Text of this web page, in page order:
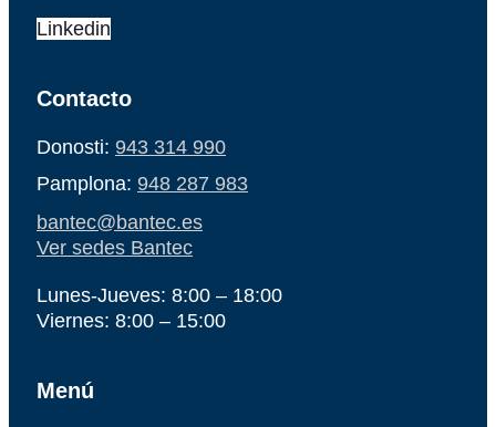
Linkedin
Contacto
Donosti: 943 314 990
Pamplona: 948 287 983
bantec@bantec.es
Ver sedes Bantec
Lunes-Jueves: 8:00 – 18:00
Viernes: 8:00 – 15:00
Menú